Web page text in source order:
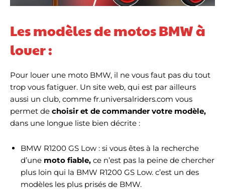
Les modèles de motos BMW à
louer :
Pour louer une moto BMW, il ne vous faut pas du tout
trop vous fatiguer. Un site web, qui est par ailleurs
aussi un club, comme fr.universalriders.com vous
permet de choisir et de commander votre modèle,
dans une longue liste bien décrite :
BMW R1200 GS Low : si vous êtes à la recherche
d’une moto fiable, ce n’est pas la peine de chercher
plus loin qui la BMW R1200 GS Low. c’est un des
modèles les plus prisés de BMW.